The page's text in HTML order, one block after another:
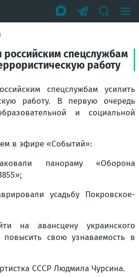
российским спецслужбам
работу
спецслужбам усилить
работу. В первую очередь
и социальной
в эфире «Событий»:
панораму «Оборона
усадьбу Покровское-
на авансцену украинского
свою узнаваемость в
СССР Людмила Чурсина.